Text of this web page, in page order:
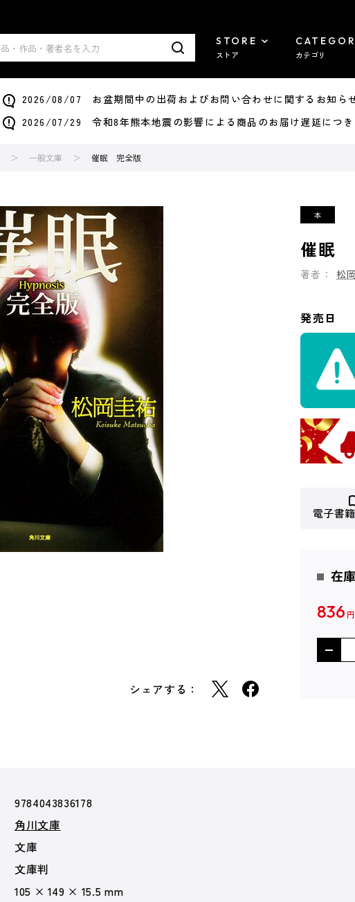
STORE
ストア カテゴリ
2026/08/07 お盆期間中の出荷およびお問い合わせに関するお知ら
2026/07/29 令和8年熊本地震の影響による商品のお届け遅延につき
一般文庫 催眠 完全版
シェアする：
催眠
著者： 松
発売日
電子書
在
836 円
9784043836178
角川文庫
文庫
文庫判
105 × 149 × 15.5 mm